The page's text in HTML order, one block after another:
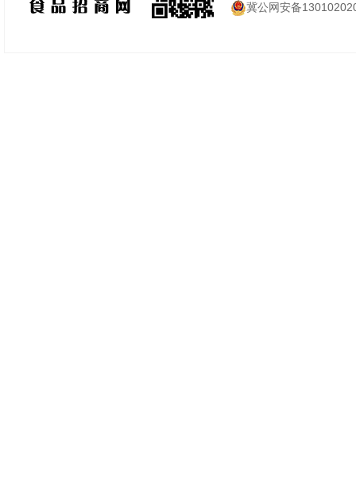
冀公网安备